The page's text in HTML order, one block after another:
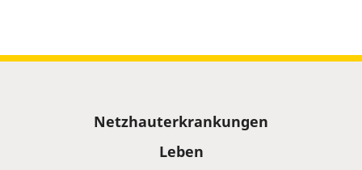
Netzhauterkrankungen
Leben